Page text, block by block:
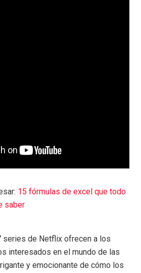
15 fórmulas de excel que todo
saber
series de Netflix ofrecen a los
interesados en el mundo de las
y emocionante de cómo los